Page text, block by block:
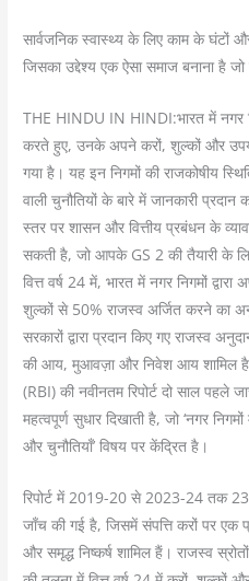
सार्वजनिक स्वास्थ्य के लिए काम के घंटों
जिसका उद्देश्य एक ऐसा समाज बनाना है
THE HINDU IN HINDI:भारत में नगर
करते हुए, उनके अपने करों, शुल्कों और
गया है। यह इन निगमों की राजकोषीय
वाली चुनौतियों के बारे में जानकारी
स्तर पर शासन और वित्तीय प्रबंधन के
सकती है, जो आपके GS 2 की तैयारी के
वित्त वर्ष 24 में, भारत में नगर निगमों
शुल्कों से 50% राजस्व अर्जित करने का
सरकारों द्वारा प्रदान किए गए राजस्व
की आय, मुआवज़ा और निवेश आय शामिल है।
(RBI) की नवीनतम रिपोर्ट दो साल पहले
महत्वपूर्ण सुधार दिखाती है, जो ‘नगर
और चुनौतियाँ’ विषय पर केंद्रित है।
रिपोर्ट में 2019-20 से 2023-24 तक
जाँच की गई है, जिसमें संपत्ति करों पर एक
और समृद्ध निष्कर्ष शामिल हैं। राजस्व